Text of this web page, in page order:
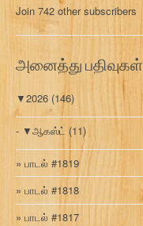
க
வ
Join 742 other subscribers
அனைத்து பதிவுகள்
▼2026 (146)
▼ஆகஸ்ட் (11)
பாடல் #1819
பாடல் #1818
பாடல் #1817